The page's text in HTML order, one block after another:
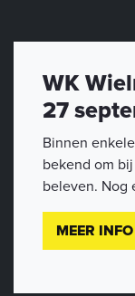
WK
27
Binnen
bekend om
beleven. Nog
MEER INFO